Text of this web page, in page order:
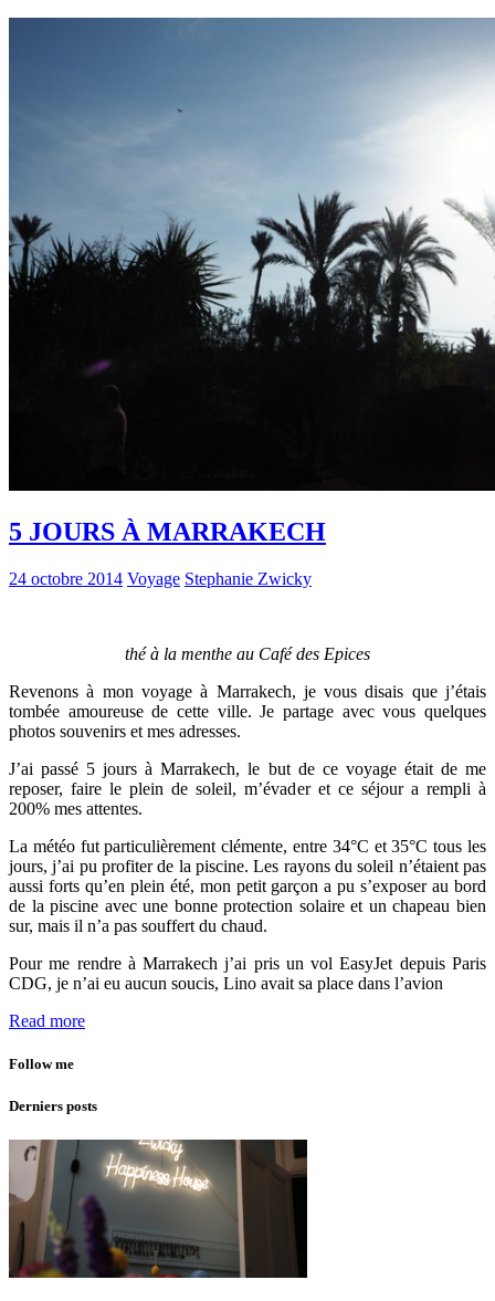
5 JOURS À MARRAKECH
24 octobre 2014 Voyage Stephanie Zwicky
thé à la menthe au Café des Epices
Revenons à mon voyage à Marrakech, je vous disais que j’étais
tombée amoureuse de cette ville. Je partage avec vous quelques
photos souvenirs et mes adresses.
J’ai passé 5 jours à Marrakech, le but de ce voyage était de me
reposer, faire le plein de soleil, m’évader et ce séjour a rempli à
200% mes attentes.
La météo fut particulièrement clémente, entre 34°C et 35°C tous les
jours, j’ai pu profiter de la piscine. Les rayons du soleil n’étaient pas
aussi forts qu’en plein été, mon petit garçon a pu s’exposer au bord
de la piscine avec une bonne protection solaire et un chapeau bien
sur, mais il n’a pas souffert du chaud.
Pour me rendre à Marrakech j’ai pris un vol EasyJet depuis Paris
CDG, je n’ai eu aucun soucis, Lino avait sa place dans l’avion
Read more
Follow me
Derniers posts